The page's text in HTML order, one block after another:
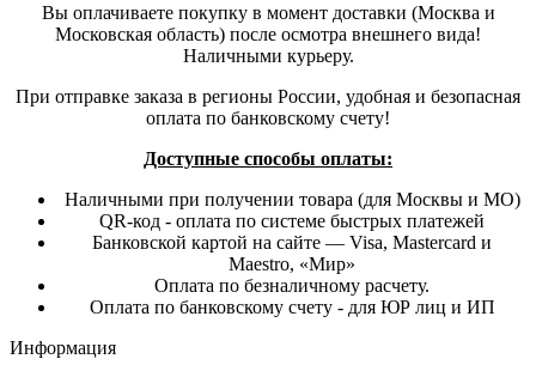
Вы оплачиваете покупку в момент доставки (Москва и
Московская область) после осмотра внешнего вида!
Наличными курьеру.
При отправке заказа в регионы России, удобная и безопасная
оплата по банковскому счету!
Доступные способы оплаты:
Наличными при получении товара (для Москвы и МО)
QR-код - оплата по системе быстрых платежей
Банковской картой на сайте — Visa, Mastercard и
Maestro, «Мир»
Оплата по безналичному расчету.
Оплата по банковскому счету - для ЮР лиц и ИП
Информация